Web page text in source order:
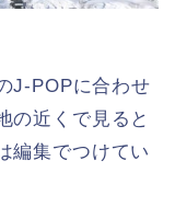
J-POPに合わせ
の近くで見ると
編集でつけてい